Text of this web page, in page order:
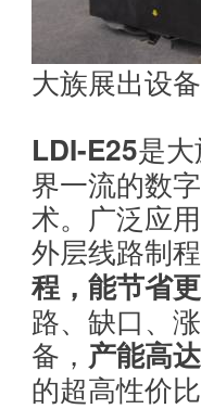
大族展出设备
LDI-E25是
界一流的数
术。广泛应
外层线路制程
程，能节省
路、缺口、
备， 产能高
的超高性价